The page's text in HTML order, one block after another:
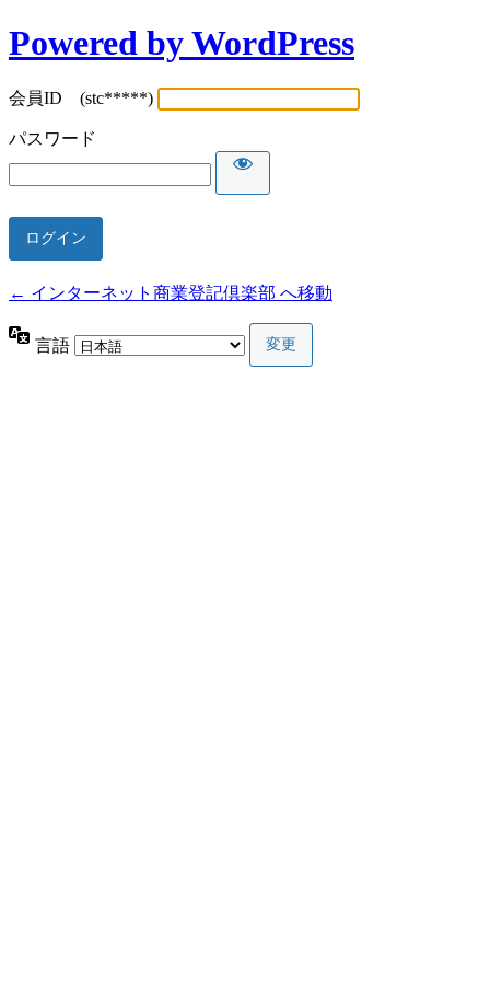
Powered by WordPress
会員ID (stc*****)
パスワード
← インターネット商業登記倶楽部 へ移動
言語